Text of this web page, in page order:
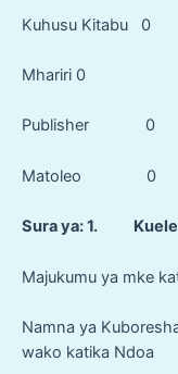
Kuhusu Kitabu 0
Mhariri 0
Publisher 0
Matoleo 0
Sura ya: 1.
Majukumu ya mke
Namna ya
wako katika